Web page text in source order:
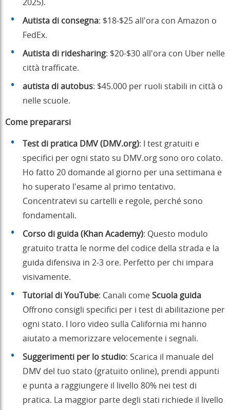
2025).
Autista di consegna: $18-$25 all'ora con Amazon o
FedEx.
Autista di ridesharing: $20-$30 all'ora con Uber nelle
città trafficate.
autista di autobus: $45.000 per ruoli stabili in città o
nelle scuole.
Come prepararsi
Test di pratica DMV (DMV.org): I test gratuiti e
specifici per ogni stato su DMV.org sono oro colato.
Ho fatto 20 domande al giorno per una settimana e
ho superato l'esame al primo tentativo.
Concentratevi su cartelli e regole, perché sono
fondamentali.
Corso di guida (Khan Academy): Questo modulo
gratuito tratta le norme del codice della strada e la
guida difensiva in 2-3 ore. Perfetto per chi impara
visivamente.
Tutorial di YouTube: Canali come Scuola guida
Offrono consigli specifici per i test di abilitazione per
ogni stato. I loro video sulla California mi hanno
aiutato a memorizzare velocemente i segnali.
Suggerimenti per lo studio: Scarica il manuale del
DMV del tuo stato (gratuito online), prendi appunti
e punta a raggiungere il livello 80% nei test di
pratica. La maggior parte degli stati richiede il livello